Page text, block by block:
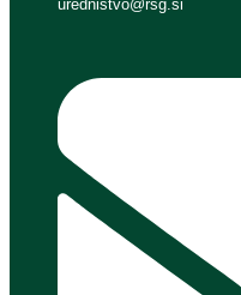
urednistvo@rsg.si